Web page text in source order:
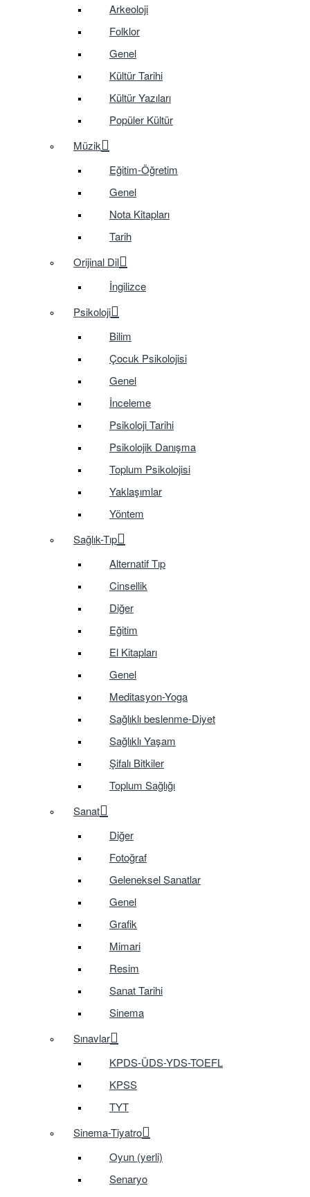
Arkeoloji
Folklor
Genel
Kültür Tarihi
Kültür Yazıları
Popüler Kültür
Müzik
Eğitim-Öğretim
Genel
Nota Kitapları
Tarih
Orijinal Dil
İngilizce
Psikoloji
Bilim
Çocuk Psikolojisi
Genel
İnceleme
Psikoloji Tarihi
Psikolojik Danışma
Toplum Psikolojisi
Yaklaşımlar
Yöntem
Sağlık-Tıp
Alternatif Tıp
Cinsellik
Diğer
Eğitim
El Kitapları
Genel
Meditasyon-Yoga
Sağlıklı beslenme-Diyet
Sağlıklı Yaşam
Şifalı Bitkiler
Toplum Sağlığı
Sanat
Diğer
Fotoğraf
Geleneksel Sanatlar
Genel
Grafik
Mimari
Resim
Sanat Tarihi
Sinema
Sınavlar
KPDS-ÜDS-YDS-TOEFL
KPSS
TYT
Sinema-Tiyatro
Oyun (yerli)
Senaryo